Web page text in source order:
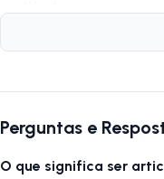
Marca:Zofer
Modelo:
Tubular Articulado
Compatibilidade:
Aro 26
Material:Aço
Perguntas e
O que significa ser